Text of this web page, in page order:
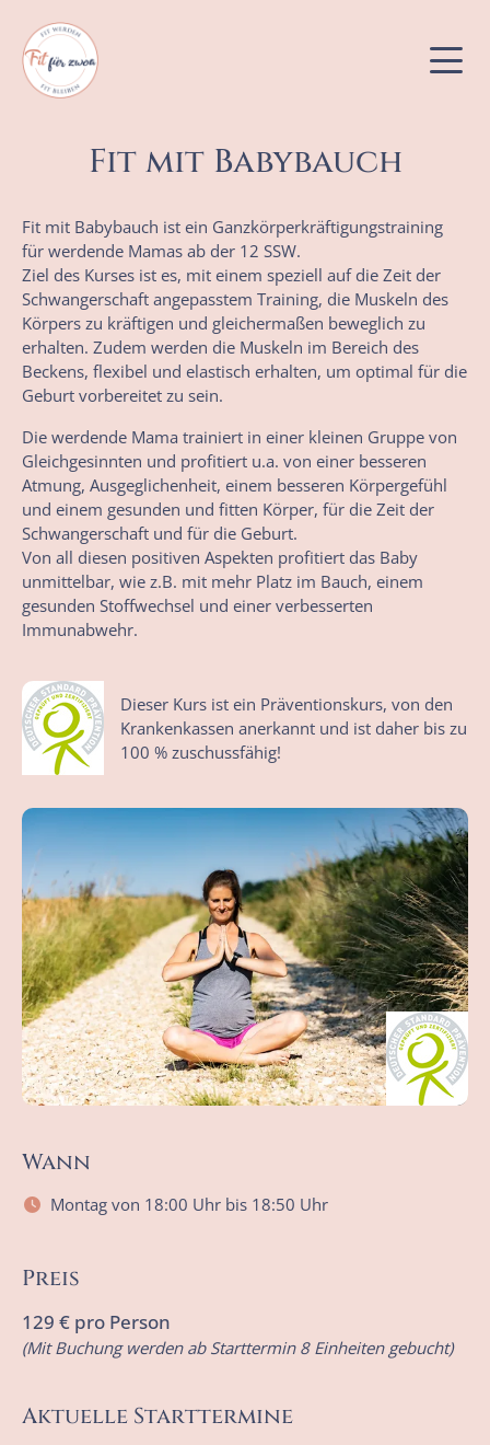
Fit mit Babybauch
Fit mit Babybauch ist ein Ganzkörperkräftigungstraining
für werdende Mamas ab der 12 SSW.
Ziel des Kurses ist es, mit einem speziell auf die Zeit der
Schwangerschaft angepasstem Training, die Muskeln des
Körpers zu kräftigen und gleichermaßen beweglich zu
erhalten. Zudem werden die Muskeln im Bereich des
Beckens, flexibel und elastisch erhalten, um optimal für die
Geburt vorbereitet zu sein.
Die werdende Mama trainiert in einer kleinen Gruppe von
Gleichgesinnten und profitiert u.a. von einer besseren
Atmung, Ausgeglichenheit, einem besseren Körpergefühl
und einem gesunden und fitten Körper, für die Zeit der
Schwangerschaft und für die Geburt.
Von all diesen positiven Aspekten profitiert das Baby
unmittelbar, wie z.B. mit mehr Platz im Bauch, einem
gesunden Stoffwechsel und einer verbesserten
Immunabwehr.
Dieser Kurs ist ein Präventionskurs, von den
Krankenkassen anerkannt und ist daher bis zu
100 % zuschussfähig!
Wann
Montag von 18:00 Uhr bis 18:50 Uhr
Preis
129 € pro Person
(Mit Buchung werden ab Starttermin 8 Einheiten gebucht)
Aktuelle Starttermine
Babybauch- & Babykurse
Kinderkurse